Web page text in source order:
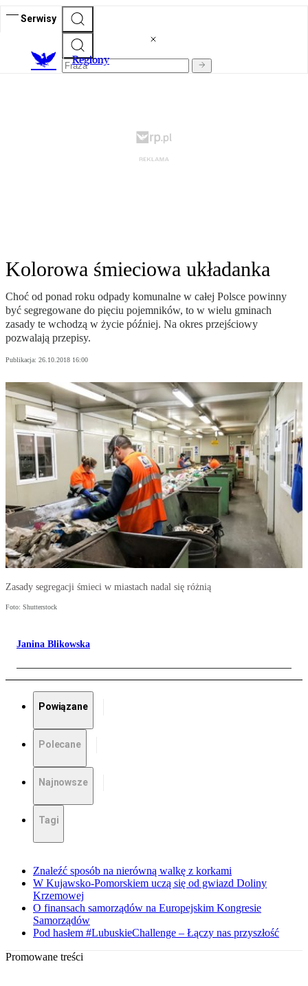
Serwisy
Regiony
Kolorowa śmieciowa układanka
Choć od ponad roku odpady komunalne w całej Polsce powinny
być segregowane do pięciu pojemników, to w wielu gminach
zasady te wchodzą w życie później. Na okres przejściowy
pozwalają przepisy.
Publikacja: 26.10.2018 16:00
Zasady segregacji śmieci w miastach nadal się różnią
Foto: Shutterstock
Janina Blikowska
Powiązane
Polecane
Najnowsze
Tagi
Znaleźć sposób na nierówną walkę z korkami
W Kujawsko-Pomorskiem uczą się od gwiazd Doliny
Krzemowej
O finansach samorządów na Europejskim Kongresie
Samorządów
Pod hasłem #LubuskieChallenge – Łączy nas przyszłość
Promowane treści